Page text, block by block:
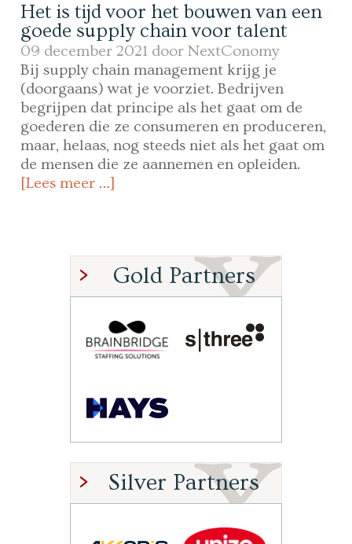
Het is tijd voor het bouwen van een
goede supply chain voor talent
09 december 2021 doorNextConomy
Bij supply chain management krijg je
(doorgaans) wat je voorziet. Bedrijven
begrijpen dat principe als het gaat om de
goederen die ze consumeren en produceren,
maar, helaas, nog steeds niet als het gaat om
de mensen die ze aannemen en opleiden.
[Lees meer …]
Gold Partners
Silver Partners